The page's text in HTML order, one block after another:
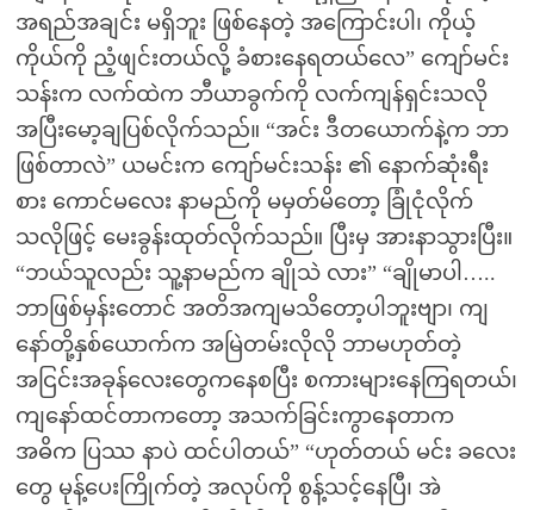
အရည်အချင်း မရှိဘူး ဖြစ်နေတဲ့ အကြောင်းပါ၊ ကိုယ့်
ကိုယ်ကို ညံ့ဖျင်းတယ်လို့ ခံစားနေရတယ်လေ” ကျော်မင်း
သန်းက လက်ထဲက ဘီယာခွက်ကို လက်ကျန်ရှင်းသလို
အပြီးမော့ချပြစ်လိုက်သည်။ “အင်း ဒီတယောက်နဲ့က ဘာ
ဖြစ်တာလဲ” ယမင်းက ကျော်မင်းသန်း ၏ နောက်ဆုံးရီး
စား ကောင်မလေး နာမည်ကို မမှတ်မိတော့ ခြုံငုံလိုက်
သလိုဖြင့် မေးခွန်းထုတ်လိုက်သည်။ ပြီးမှ အားနာသွားပြီး။
“ဘယ်သူလည်း သူ့နာမည်က ချိုသဲ လား” “ချိုမာပါ…..
ဘာဖြစ်မှန်းတောင် အတိအကျမသိတော့ပါဘူးဗျာ၊ ကျ
နော်တို့နှစ်ယောက်က အမြဲတမ်းလိုလို ဘာမဟုတ်တဲ့
အငြင်းအခုန်လေးတွေကနေစပြီး စကားများနေကြရတယ်၊
ကျနော်ထင်တာကတော့ အသက်ခြင်းကွာနေတာက
အဓိက ပြဿ နာပဲ ထင်ပါတယ်” “ဟုတ်တယ် မင်း ခလေး
တွေ မုန့်ပေးကြိုက်တဲ့ အလုပ်ကို စွန့်သင့်နေပြီ၊ အဲ